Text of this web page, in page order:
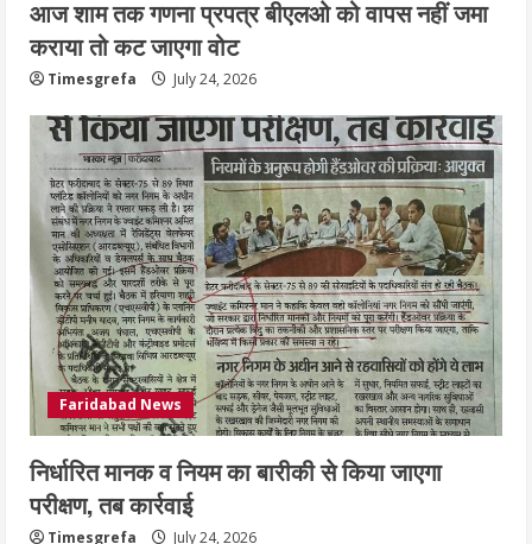
आज शाम तक गणना प्रपत्र बीएलओ को वापस नहीं जमा
कराया तो कट जाएगा वोट
Timesgrefa July 24, 2026
Faridabad News
निर्धारित मानक व नियम का बारीकी से किया जाएगा
परीक्षण, तब कार्रवाई
Timesgrefa July 24, 2026